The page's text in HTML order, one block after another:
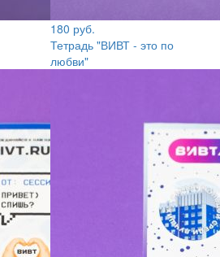
180 руб.
Тетрадь "ВИВТ - это по
любви"